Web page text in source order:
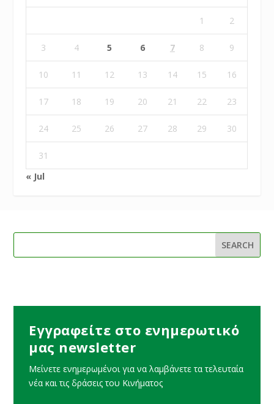
1 2
3 4 5 6 7 8 9
10 11 12 13 14 15 16
17 18 19 20 21 22 23
24 25 26 27 28 29 30
31
« Jul
Εγγραφείτε στο ενημερωτικό
μας newsletter
Μείνετε ενημερωμένοι για να λαμβάνετε τα τελευταία
νέα και τις δράσεις του Κινήματος